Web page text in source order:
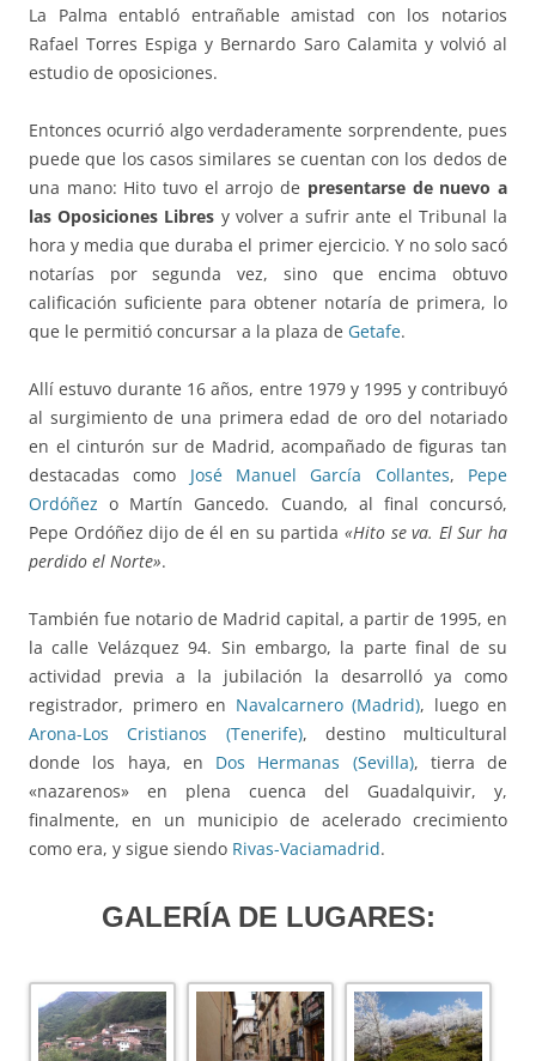
La Palma entabló entrañable amistad con los notarios
Rafael Torres Espiga y Bernardo Saro Calamita y volvió al
estudio de oposiciones.
Entonces ocurrió algo verdaderamente sorprendente, pues
puede que los casos similares se cuentan con los dedos de
una mano: Hito tuvo el arrojo de presentarse de nuevo a
las Oposiciones Libres y volver a sufrir ante el Tribunal la
hora y media que duraba el primer ejercicio. Y no solo sacó
notarías por segunda vez, sino que encima obtuvo
calificación suficiente para obtener notaría de primera, lo
que le permitió concursar a la plaza de Getafe.
Allí estuvo durante 16 años, entre 1979 y 1995 y contribuyó
al surgimiento de una primera edad de oro del notariado
en el cinturón sur de Madrid, acompañado de figuras tan
destacadas como
José Manuel García Collantes, Pepe
Ordóñez o Martín Gancedo. Cuando, al final concursó,
Pepe Ordóñez dijo de él en su partida «Hito se va. El Sur ha
perdido el Norte».
También fue notario de Madrid capital, a partir de 1995, en
la calle Velázquez 94. Sin embargo, la parte final de su
actividad previa a la jubilación la desarrolló ya como
registrador, primero en Navalcarnero (Madrid), luego en
Arona-Los Cristianos (Tenerife), destino multicultural
donde los haya, en Dos Hermanas (Sevilla), tierra de
«nazarenos» en plena cuenca del Guadalquivir, y,
finalmente, en un municipio de acelerado crecimiento
como era, y sigue siendo Rivas-Vaciamadrid.
GALERÍA DE LUGARES: